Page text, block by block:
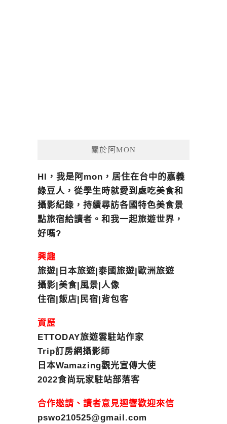
關於阿MON
HI，我是阿mon，居住在台中的嘉義
綠豆人，從學生時就愛到處吃美食和
攝影紀錄，持續尋訪各國特色美食景
點旅宿給讀者。和我一起旅遊世界，
好嗎?
興趣
旅遊|日本旅遊|泰國旅遊|歐洲旅遊
攝影|美食|風景|人像
住宿|飯店|民宿|背包客
資歷
ETTODAY旅遊雲駐站作家
Trip訂房網攝影師
日本Wamazing觀光宣傳大使
2022食尚玩家駐站部落客
合作邀請、讀者意見迴響歡迎來信
pswo210525@gmail.com